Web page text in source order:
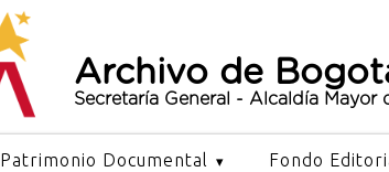
Archivo de
Secretaría General - Alcaldía Mayor
Patrimonio Documental Fondo